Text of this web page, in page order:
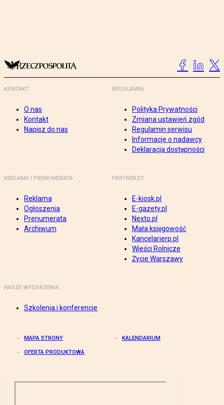
KONTAKT
O nas
Kontakt
Napisz do nas
REGULAMIN
Polityka Prywatności
Zmiana ustawień zgód
Regulamin serwisu
Informacje o nadawcy
Deklaracja dostępności
REKLAMA I PRENUMERATA
Reklama
Ogłoszenia
Prenumerata
Archiwum
PARTNERZY
E-kiosk.pl
E-gazety.pl
Nexto.pl
Mała księgowość
Kancelarierp.pl
Wieści Rolnicze
Życie Warszawy
NASZE WYDARZENIA
Szkolenia i konferencje
MAPA STRONY KALENDARIUM
OFERTA PRODUKTOWA